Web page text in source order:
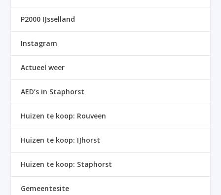
P2000 IJsselland
Instagram
Actueel weer
AED’s in Staphorst
Huizen te koop: Rouveen
Huizen te koop: IJhorst
Huizen te koop: Staphorst
Gemeentesite